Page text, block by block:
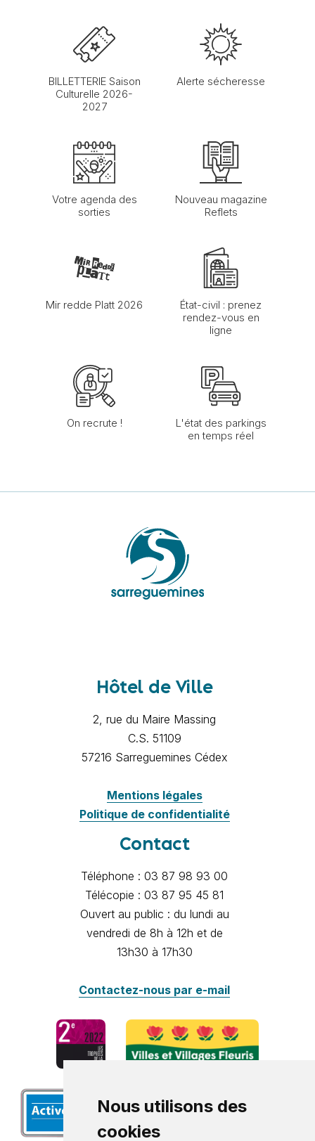
Nous utilisons des
cookies
BILLETTERIE Saison
Culturelle 2026-
2027
Alerte sécheresse
Votre agenda des
sorties
Nouveau magazine
Reflets
Mir redde Platt 2026
État-civil : prenez
rendez-vous en
ligne
On recrute !
L'état des parkings
en temps réel
Hôtel de Ville
2, rue du Maire Massing
C.S. 51109
57216 Sarreguemines Cédex
Mentions légales
Politique de confidentialité
Contact
Téléphone : 03 87 98 93 00
Télécopie : 03 87 95 45 81
Ouvert au public : du lundi au
vendredi de 8h à 12h et de
13h30 à 17h30
Contactez-nous par e-mail